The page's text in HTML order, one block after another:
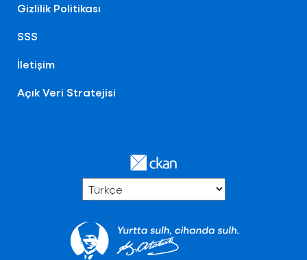
Gizlilik Politikası
SSS
İletişim
Açık Veri Stratejisi